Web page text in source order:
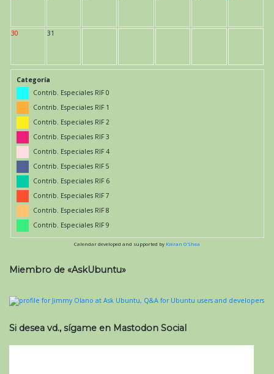
30 31
Categoría
Contrib. Especiales RIF 0
Contrib. Especiales RIF 1
Contrib. Especiales RIF 2
Contrib. Especiales RIF 3
Contrib. Especiales RIF 4
Contrib. Especiales RIF 5
Contrib. Especiales RIF 6
Contrib. Especiales RIF 7
Contrib. Especiales RIF 8
Contrib. Especiales RIF 9
Calendar developed and supported by Kieran O'Shea
Miembro de «AskUbuntu»
Si desea vd., sígame en Mastodon Social